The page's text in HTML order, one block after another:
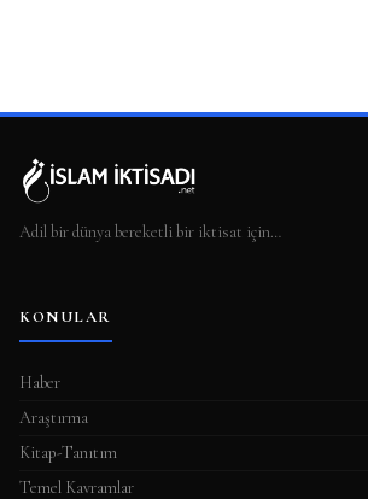
Adil bir dünya bereketli bir iktisat için…
KONULAR
Haber
Araştırma
Kitap-Tanıtım
Temel Kavramlar